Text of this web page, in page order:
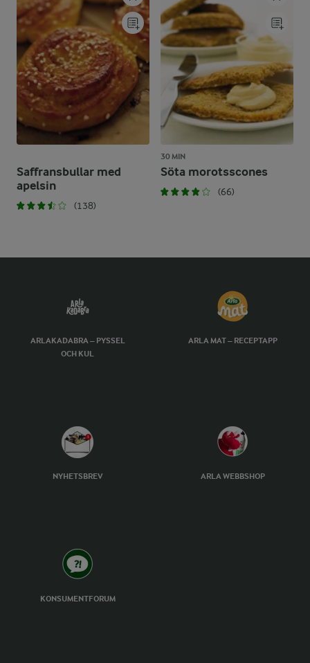
Saffransbullar med
apelsin
(138)
30 MIN
Söta morotsscones
(66)
ARLAKADABRA – PYSSEL
OCH KUL
ARLA MAT – RECEPTAPP
NYHETSBREV ARLA WEBBSHOP
KONSUMENTFORUM